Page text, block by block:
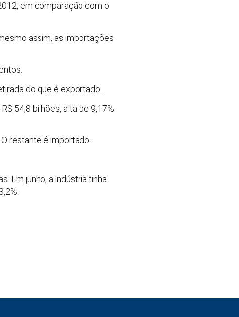
em comparação com o
assim, as importações
do que é exportado.
54,8 bilhões, alta de 9,17%
restante é importado.
Em junho, a indústria tinha